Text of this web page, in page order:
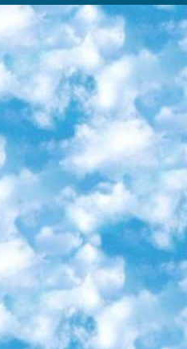
услуги персональных наставников. 2. «Смартия» знакомит с актуальными профессиями и подсказывает, как им обучаться. Выбрав заинтересовавшую вас специальность — SMM-специалист, фотограф, веб-дизайнер или другую, — увидите список необходимых для неё умений. Чтобы вы могли освоить их самостоятельно, для каждого умения площадка отображает подборку ссылок на учебные материалы. Хотя «Смартия» ориентируется на русскоязычную аудиторию, часть контента всё же доступна только на английском. 3. «Лекторий Физтеха» Проект Московского физико-технического института (Физтеха). С его помощью вы можете смотреть онлайн серии лекций, записанные на видео в этом вузе. В числе доступных предметов — физика, биология, химия, информационные технологии и другие. К некоторым лекциям администрация ресурса прилагает готовые конспекты, которые можно скачивать в PDF-формате. 4. ITMOcourses Онлайн-площадка Санкт-Петербургского национального исследовательского университета информационных технологий, механики и оптики (ИТМО). Ресурс предоставляет свободный доступ к курсам, разработанным в этом вузе. Каталог материалов разбит на четыре категории: «Оптические системы и технологии», «Приборостроение и робототехника», «Информационные технологии» и «Биотехнологии». Курсы состоят из видеолекций, интерактивных демонстраций и заданий. 5. «КиберЛенинка» Электронная научная библиотека открытого доступа. Каталог площадки регулярно обрастает текстами статей из различных научных изданий. Сгруппированные по журналам и рубрикам публикации можно читать онлайн или скачивать целиком в PDF-формате. Проект нацелен на популяризацию науки за счёт открытого доступа к качественной информации. 6. «ПостНаука» На этом ресурсе публикуют подборки видеолекций, составленные экспертами из разных отраслей и объединённые общими темами. Среди них, к примеру, есть серии «Биоинформатика и геномика», «Культура средневековой Скандинавии» и Cinema Studies о теории кино. Каждая подборка лекций — логически связанная история, рассказанная экспертом от первого лица. Кроме того, на сайте появляются научно-образовательные статьи и тесты на разные темы. 7. «Newочём» Команда проекта «Newочём» отбирает самые интересные тексты из англоязычных СМИ и переводит те из них, за которые голосуют участники сообщества «ВКонтакте». По большей части это научно-популярные статьи. Редакторы придумывают лишь заголовки, в остальном содержание переводов соответствует оригиналам. Полные тексты можно читать прямо в социальной сети. 8. InternetUrok Онлайн-база материалов по основным дисциплинам школьной программы. Информация на сайте структурирована по классам, предметам и темам (урокам). Каждый урок состоит из видеолекций и конспектов. Есть также интерактивные тренажёры и тесты для закрепления пройденного материала. Даже если вы давно окончили школу, возможность повторить программу старших классов всегда может пригодиться. 9. Edutainme Ещё один ресурс об образовании. В отличие от Newtonew, как мне кажется, Edutainme больше ориентируется на представителей индустрии: педагогов, предпринимателей, разработчиков образовательных проектов. Но и любой, кто просто стремится к саморазвитию, найдёт на сайте много полезного и интересного для себя. Например, информацию о новых курсах и образовательных сервисах. 10. Newtonew Онлайн-медиа об образовании и обучении в широком смысле. Авторы Newtonew пишут об инструментах, заведениях, тактиках и стратегиях, которые помогают учить других и получать новые знания самостоятельно. На этой площадке вы найдёте новости, обзоры, аналитические мат